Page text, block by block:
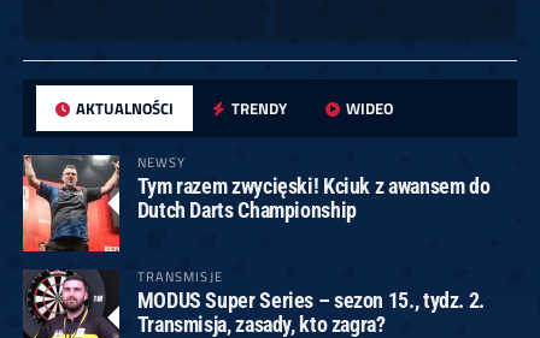
AKTUALNOŚCI TRENDY WIDEO
NEWSY
Tym razem zwycięski! Kciuk z awansem do
Dutch Darts Championship
TRANSMISJE
MODUS Super Series – sezon 15., tydz. 2.
Transmisja, zasady, kto zagra?